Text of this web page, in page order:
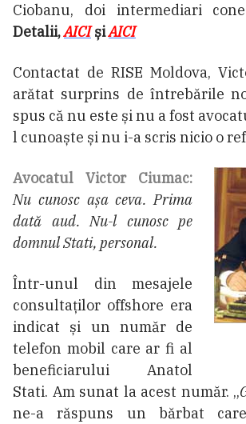
Ciobanu, doi intermediari
Detalii,AICIșiAICI
Contactat de RISE Moldova,
arătat surprins de întrebările
spus că nu este și nu a fost
l cunoaște și nu i-a scris nicio o
Avocatul Victor Ciumac:
Nu cunosc așa ceva. Prima
dată aud. Nu-l cunosc pe
domnul Stati, personal.
Într-unul din mesajele
consultaților offshore era
indicat și un număr de
telefon mobil care ar fi al
beneficiarului Anatol
Stati. Am sunat la acest număr. „
ne-a răspuns un bărbat